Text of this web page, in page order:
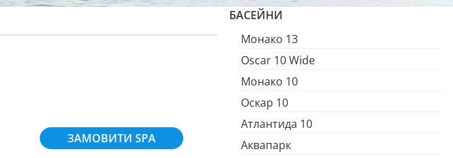
ЗАМОВИТИ SPA
БАСЕЙНИ
Монако 13
Oscar 10 Wide
Монако 10
Оскар 10
Атлантида 10
Аквапарк